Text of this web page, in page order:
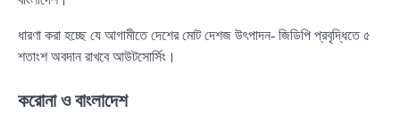
ধারণা করা হচ্ছে যে আগামীতে দেশের মোট দেশজ উৎপাদন- জিডিপি প্রবৃদ্ধিতে ৫
শতাংশ অবদান রাখবে আউটসোর্সিং।
করোনা ও বাংলাদেশ